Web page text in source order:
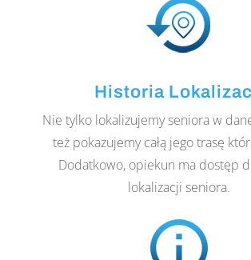
Historia
Nie tylko lokalizujemy seniora w
też pokazujemy całą jego trasę
Dodatkowo, opiekun ma dostęp
lokalizacji seniora.